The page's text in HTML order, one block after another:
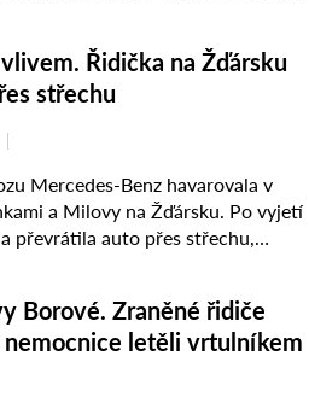
Řidička na Žďársku
střechu
Mercedes-Benz havarovala v
a Milovy na Žďársku. Po vyjetí
převrátila auto přes střechu,
Borové. Zraněné řidiče
letěli vrtulníkem